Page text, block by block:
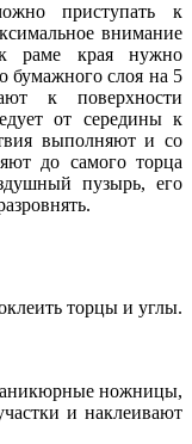
приступать к
внимание
раме края нужно
бумажного слоя на 5
к поверхности
от середины к
выполняют и со
до самого торца
пузырь, его
торцы и углы.
ножницы,
и наклеивают